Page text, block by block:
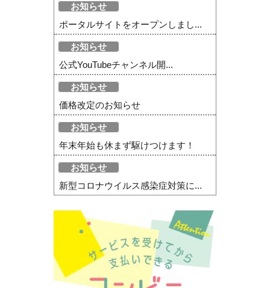
お知らせ
ポータルサイトをオープンしまし...
お知らせ
公式YouTubeチャンネル開...
お知らせ
価格改定のお知らせ
お知らせ
年末年始も休まず駆けつけます！
お知らせ
新型コロナウイルス感染症対策に...